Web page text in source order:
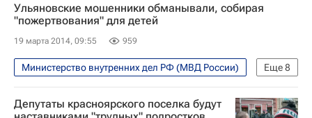
Весь мир
Здоровье Россия
Ульяновские мошенники обманывали, собирая
"пожертвования" для детей
19 марта 2014, 09:55 959
Еще8
Министерство внутренних дел РФ (МВД России)
Ульяновская область
Происшествия
Жизнь без преград
Европа
Депутаты красноярского поселка будут